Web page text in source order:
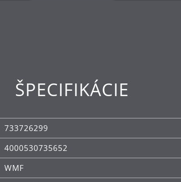
ŠPECIFIKÁCIE
733726299
4000530735652
WMF